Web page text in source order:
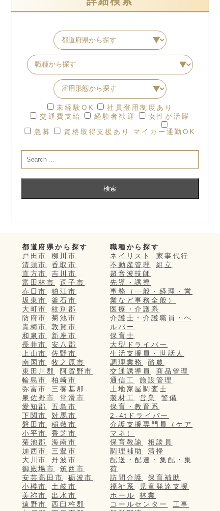
未経験OK
社員登用制度あり
交通費支給
経験者歓迎
女性が活躍
急募
資格取得支援あり マイカー通勤OK
都道府県から探す
戸田市
柳川市
清須市
香取市
直方市
吉川市
富田林市
逗子市
春日市
狛江市
坂東市
釜石市
大町市
紋別郡
防府市
菊池市
青梅市
敦賀市
和泉市
新座市
長井市
安八郡
上山市
佐野市
南国市
牧之原市
東田川郡
阿賀野市
輪島市
柏崎市
弥富市
三養基郡
泉佐野市
常滑市
愛知郡
五島市
下関市
対馬市
磐田市
稲敷市
小平市
香芝市
菊池郡
海南市
加西市
三豊市
大川市
丹波市
御殿場市
筑西市
安芸高田市
砺波市
小樽市
土岐市
美祢市
出水市
遠野市
西臼杵郡
職種から探す
ネイリスト
家事代行
不動産管理
組立
超音波技師
先導・誘導
事務（一般・経理・営
業など事務全般）
医療・介護系
介護士・介護職員・ヘ
ルパー
保育士
大型ドライバー
生活支援員・世話人
調理業務
酪農
交通誘導員
商品管理
通信工
施設管理
土地家屋調査士
製材工
営業
警備
保育・教育系
2-4tドライバー
介護支援専門員（ケア
マネ）
保育教諭
相談員
調理補助
清掃
配送・配達・集配・集
荷
訪問介護
保育補助
福祉系
児童発達支援
ホール
林業
コールセンター
工事